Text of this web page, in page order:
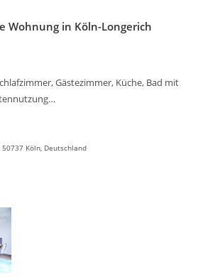
Wohnung in Köln-Longerich
Gästezimmer, Küche, Bad mit
50737 Köln, Deutschland